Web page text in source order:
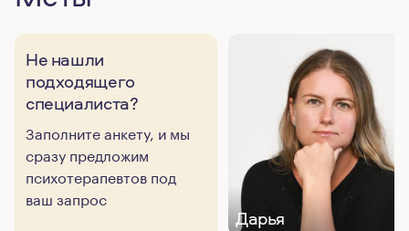
Не нашли
подходящего
специалиста?
Заполните анкету, и мы
сразу предложим
психотерапевтов под
ваш запрос
Дарья